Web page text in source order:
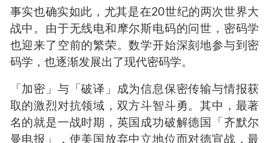
（电报发报机）